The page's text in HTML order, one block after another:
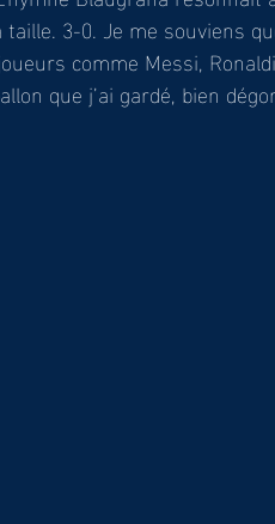
3-0. Je me souviens
comme Messi,
que j’ai gardé, bien